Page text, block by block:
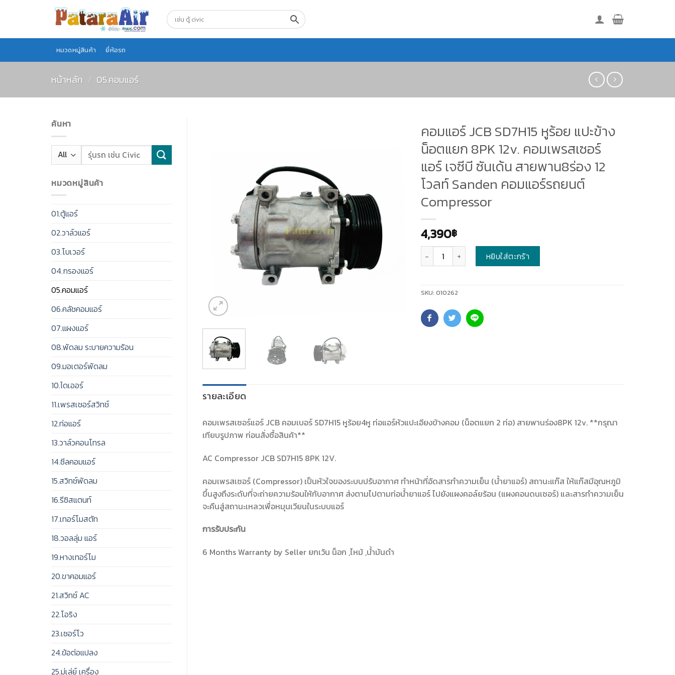
หมวดหมู่สินค้า ยี่ห้อรถ
หน้าหลัก / 05.คอมแอร์
ค้นหา
หมวดหมู่สินค้า
01.ตู้แอร์
02.วาล์วแอร์
03.โบเวอร์
04.กรองแอร์
05.คอมแอร์
06.คลัชคอมแอร์
07.แผงแอร์
08.พัดลม ระบายความร้อน
09.มอเตอร์พัดลม
10.ไดเออร์
11.เพรสเชอร์สวิทช์
12.ท่อแอร์
13.วาล์วคอนโทรล
14.ซีลคอมแอร์
15.สวิทช์พัดลม
16.รีซิสแตนท์
17.เทอร์โมสตัท
18.วอลลุ่ม แอร์
19.หางเทอร์โม
20.ขาคอมแอร์
21.สวิทช์ AC
22.โอริง
23.เซอร์โว
24.ข้อต่อแปลง
25.มู่เล่ย์ เครื่อง
คอมแอร์ JCB SD7H15 หูร้อย แปะข้าง
น็อตแยก 8PK 12v. คอมเพรสเซอร์
แอร์ เจซีบี ซันเด้น สายพาน8ร่อง 12
โวลท์ Sanden คอมแอร์รถยนต์
Compressor
4,390฿
หยิบใส่ตะกร้า
SKU: 010262
รายละเอียด
คอมเพรสเซอร์แอร์ JCB คอมเบอร์ SD7H15 หูร้อย4หู ท่อแอร์หัวแปะเอียงข้างคอม (น็อตแยก 2 ท่อ) สายพานร่อง8PK 12v. **กรุณา
เทียบรูปภาพ ก่อนสั่งซื้อสินค้า**
AC Compressor JCB SD7H15 8PK 12V.
คอมเพรสเซอร์ (Compressor) เป็นหัวใจของระบบปรับอากาศ ทำหน้าที่อัดสารทำความเย็น (น้ำยาแอร์) สถานะแก๊ส ให้แก๊สมีอุณหภูมิ
ขึ้นสูงถึงระดับที่จะถ่ายความร้อนให้กับอากาศ ส่งตามไปตามท่อน้ำยาแอร์ ไปยังแผงคอล์ยร้อน (แผงคอนดนเซอร์) และสารทำความเย็น
จะคืนสู่สถานะเหลวเพื่อหมุนเวียนในระบบแอร์
การรับประกัน
6 Months Warranty by Seller ยกเว้น น็อก ,ไหม้ ,น้ำมันดำ